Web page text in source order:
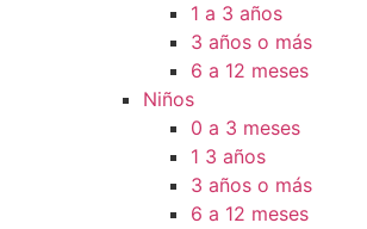
1 a 3 años
3 años o más
6 a 12 meses
Niños
0 a 3 meses
1 3 años
3 años o más
6 a 12 meses